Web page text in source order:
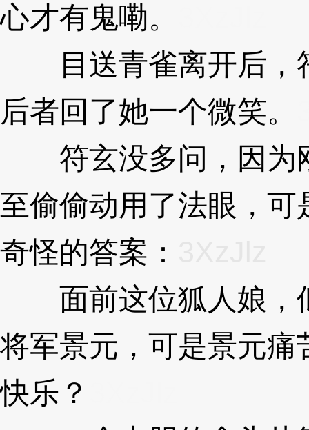
心才有鬼嘞。
目送青雀离开后，
后者回了她一个微笑。
符玄没多问，因为
至偷偷动用了法眼，
奇怪的答案：
面前这位狐人娘，
将军景元，可是景元
快乐？